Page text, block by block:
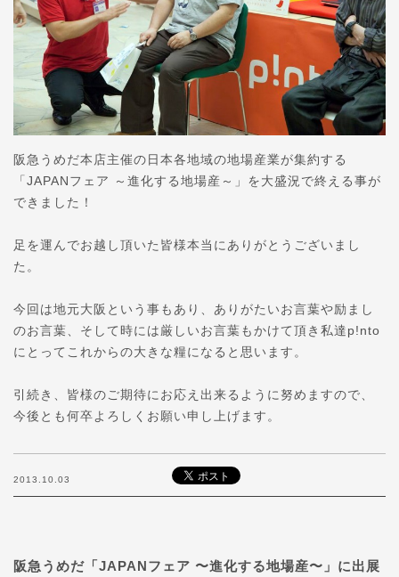
阪急うめだ本店主催の日本各地域の地場産業が集約する
「JAPANフェア ～進化する地場産～」を大盛況で終える事が
できました！
足を運んでお越し頂いた皆様本当にありがとうございまし
た。
今回は地元大阪という事もあり、ありがたいお言葉や励まし
のお言葉、そして時には厳しいお言葉もかけて頂き私達p!nto
にとってこれからの大きな糧になると思います。
引続き、皆様のご期待にお応え出来るように努めますので、
今後とも何卒よろしくお願い申し上げます。
2013.10.03
阪急うめだ「JAPANフェア 〜進化する地場産〜」に出展